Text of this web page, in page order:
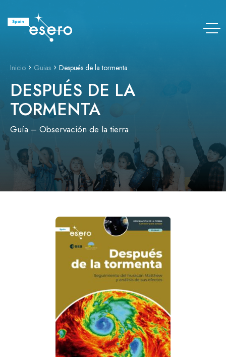
contenido
Inicio › Guias › Después de la tormenta
DESPUÉS DE LA
TORMENTA
Guía – Observación de la tierra